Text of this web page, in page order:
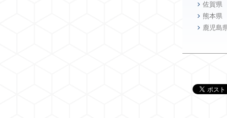
佐賀県
熊本県
鹿児島